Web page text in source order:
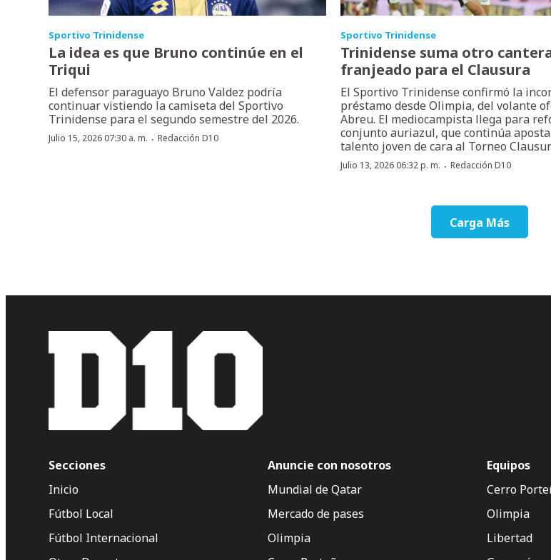
Sportivo Trinidense
La idea es que Bruno continúe en el
Triqui
El defensor paraguayo Bruno Valdez podría
continuar vistiendo la camiseta del Sportivo
Trinidense para el segundo semestre del 2026.
Julio 15, 2026 07:30 a. m. · Redacción D10
Sportivo Trinidense
Trinidense suma otro
franjeado para el Clausura
El Sportivo Trinidense confirmó la
préstamo desde Olimpia, del volante
Abreu. El mediocampista llega para
conjunto auriazul, que continúa
talento joven de cara al Torneo
Julio 13, 2026 06:32 p. m. ·Redacción D10
Carga Más
Secciones
Inicio
Fútbol Local
Fútbol Internacional
Anuncie con nosotros
Mundial de Qatar
Mercado de pases
Olimpia
Equipos
Cerro
Olimpia
Libertad